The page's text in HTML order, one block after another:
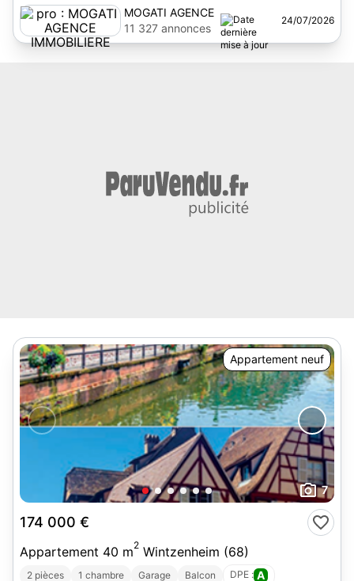
MOGATI AGENCE
IMMOBILIERE
11 327 annonces
24/07/2026
Appartement neuf
7
174 000 €
Appartement 40 m2 Wintzenheim (68)
2 pièces 1 chambre Garage Balcon DPE : A